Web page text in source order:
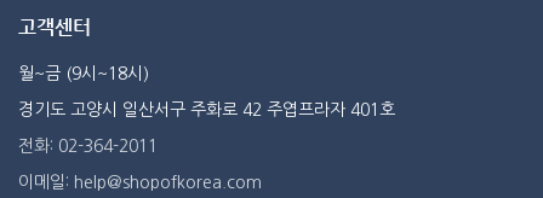
고객센터
월~금 (9시~18시)
경기도 고양시 일산서구 주화로 42 주엽프라자 401호
전화: 02-364-2011
이메일: help@shopofkorea.com